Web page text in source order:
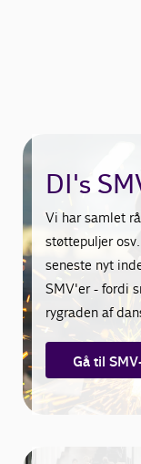
DI's
Vi har samlet
støttepuljer
seneste nyt
SMV'er - fordi
rygraden af
Gå til